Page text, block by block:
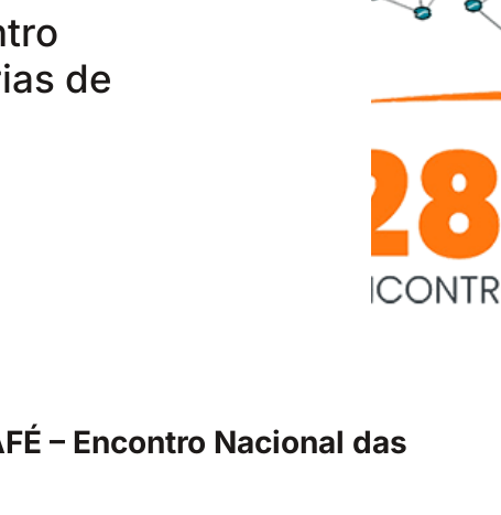
de
– Encontro Nacional das